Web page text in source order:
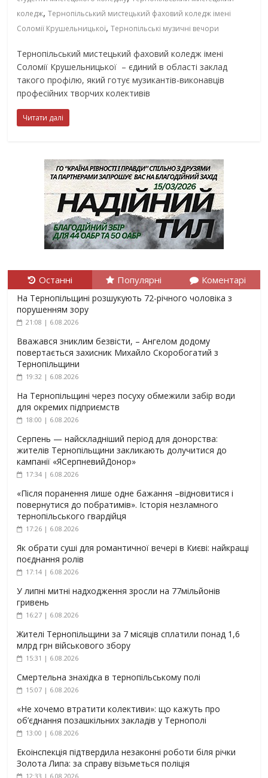
коледж,Тернопільський мистецький фаховий коледж імені
Соломії Крушельницької,Тернопільські музичні вечори
Тернопільський мистецький фаховий коледж імені
Соломії Крушельницької – єдиний в області заклад
такого профілю, який готує музикантів-виконавців
професійних творчих колективів
Читати далі
Останні Популярні Коментарі
На Тернопільщині розшукують 72-річного чоловіка з
порушенням зору
21:08 | 6.08.2026
Вважався зниклим безвісти, – Ангелом додому
повертається захисник Михайло Скоробогатий з
Тернопільщини
19:32 | 6.08.2026
На Тернопільщині через посуху обмежили забір води
для окремих підприємств
18:00 | 6.08.2026
Серпень — найскладніший період для донорства:
жителів Тернопільщини закликають долучитися до
кампанії «ЯСерпневийДонор»
17:34 | 6.08.2026
«Після поранення лише одне бажання –відновитися і
повернутися до побратимів». Історія незламного
тернопільського гвардійця
17:26 | 6.08.2026
Як обрати суші для романтичної вечері в Києві: найкращі
поєднання ролів
17:14 | 6.08.2026
У липні митні надходження зросли на 77мільйонів
гривень
16:27 | 6.08.2026
Жителі Тернопільщини за 7 місяців сплатили понад 1,6
млрд грн військового збору
15:31 | 6.08.2026
Смертельна знахідка в тернопільському полі
15:07 | 6.08.2026
«Не хочемо втратити колективи»: що кажуть про
об’єднання позашкільних закладів у Тернополі
13:00 | 6.08.2026
Екоінспекція підтвердила незаконні роботи біля річки
Золота Липа: за справу візьметься поліція
12:33 | 6.08.2026